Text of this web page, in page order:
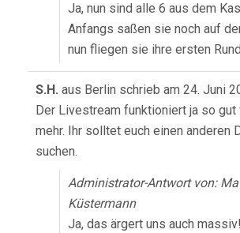
Ja, nun sind alle 6 aus dem
Anfangs saßen sie noch auf
nun fliegen sie ihre ersten
S.H. aus Berlin schrieb am 24. Juni
Der Livestream funktioniert ja so gut
mehr. Ihr solltet euch einen anderen
suchen.
Administrator-Antwort von:
Küstermann
Ja, das ärgert uns auch